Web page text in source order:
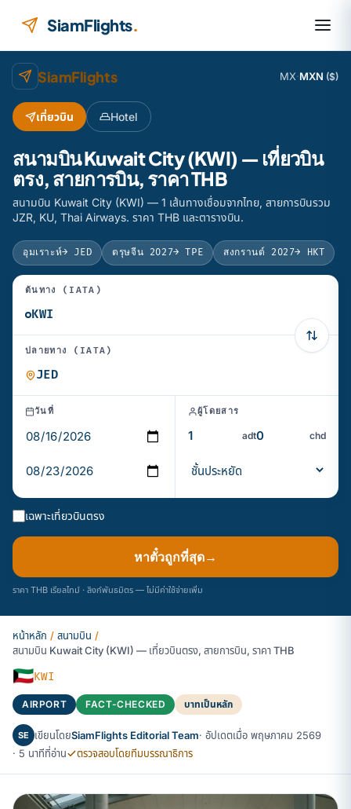
SiamFlights.
SiamFlights MX·MXN ($)
เที่ยวบิน Hotel
สนามบิน Kuwait City (KWI) — เที่ยวบิน
ตรง, สายการบิน, ราคา THB
สนามบิน Kuwait City (KWI) — 1 เส้นทางเชื่อมจากไทย, สายการบินรวม
JZR, KU, Thai Airways. ราคา THB และตารางบิน.
อุมเราะห์→ JED ตรุษจีน 2027→ TPE สงกรานต์ 2027→ HKT
ต้นทาง (IATA)
ปลายทาง (IATA)
วันที่ ผู้โดยสาร
adt chd
เฉพาะเที่ยวบินตรง
หาตั๋วถูกที่สุด→
ราคา THB เรียลไทม์ · ลิงก์พันธมิตร — ไม่มีค่าใช้จ่ายเพิ่ม
หน้าหลัก / สนามบิน /
สนามบิน Kuwait City (KWI) — เที่ยวบินตรง, สายการบิน, ราคา THB
🇰🇼KWI
AIRPORT FACT-CHECKED บาทเป็นหลัก
SE เขียนโดยSiamFlights Editorial Team· อัปเดตเมื่อ พฤษภาคม 2569
· 5 นาทีที่อ่าน
ตรวจสอบโดยทีมบรรณาธิการ